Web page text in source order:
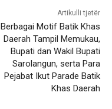
Artikulli tjetër
Berbagai Motif Batik Khas
Daerah Tampil Memukau,
Bupati dan Wakil Bupati
Sarolangun, serta Para
Pejabat Ikut Parade Batik
Khas Daerah